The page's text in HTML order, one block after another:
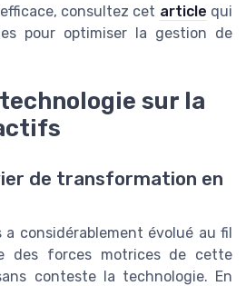
consultez cet article qui
pour optimiser la gestion de
sur la
de transformation en
considérablement évolué au fil
des forces motrices de cette
conteste la technologie. En